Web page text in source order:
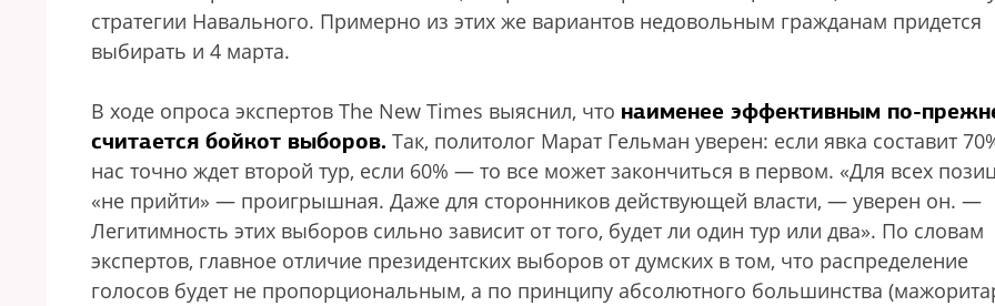
стратегии Навального. Примерно из этих же вариантов недовольным гражданам придется
выбирать и 4 марта.
В ходе опроса экспертов The New Times выяснил, что наименее эффективным по-
считается бойкот выборов. Так, политолог Марат Гельман уверен: если явка составит
нас точно ждет второй тур, если 60% — то все может закончиться в первом. «Для всех
«не прийти» — проигрышная. Даже для сторонников действующей власти, — уверен он. —
Легитимность этих выборов сильно зависит от того, будет ли один тур или два». По словам
экспертов, главное отличие президентских выборов от думских в том, что распределение
голосов будет не пропорциональным, а по принципу абсолютного большинства